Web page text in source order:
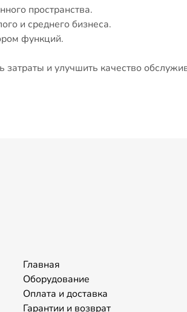
пространства.
и среднего бизнеса.
функций.
и улучшить качество
Главная
Оборудование
Оплата и доставка
Гарантии и возврат